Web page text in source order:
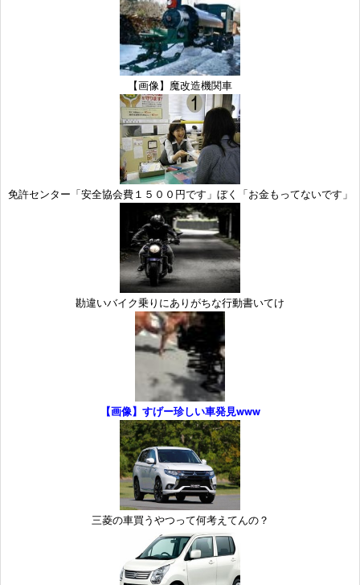
【画像】魔改造機関車
免許センター「安全協会費１５００円です」ぼく「お金もってないです」
勘違いバイク乗りにありがちな行動書いてけ
【画像】すげー珍しい車発見www
三菱の車買うやつって何考えてんの？